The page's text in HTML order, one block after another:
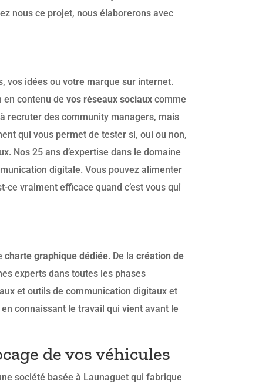
nous ce projet, nous élaborerons avec
vos idées ou votre marque sur internet.
en contenu de vos réseaux sociaux comme
recruter des community managers, mais
qui vous permet de tester si, oui ou non,
Nos 25 ans d’expertise dans le domaine
digitale. Vous pouvez alimenter
vraiment efficace quand c’est vous qui
charte graphique dédiée. De lacréation de
experts dans toutes les phases
et outils de communication digitaux et
connaissant le travail qui vient avant le
de vos véhicules
société basée à Launaguet qui fabrique